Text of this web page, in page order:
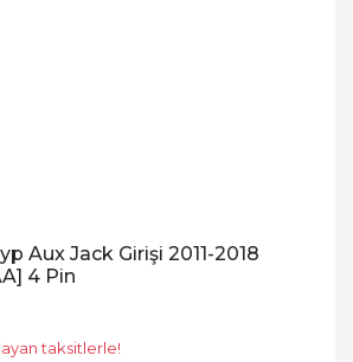
Aux Jack Girişi 2011-2018
4 Pin
taksitlerle!